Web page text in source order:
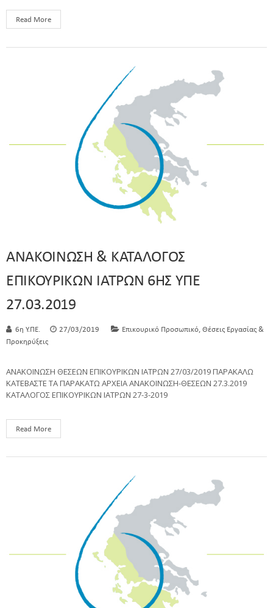
Read More
ΑΝΑΚΟΙΝΩΣΗ & ΚΑΤΑΛΟΓΟΣ
ΕΠΙΚΟΥΡΙΚΩΝ ΙΑΤΡΩΝ 6ΗΣ ΥΠΕ
27.03.2019
6η Υ.ΠΕ. 27/03/2019 Επικουρικό Προσωπικό, Θέσεις Εργασίας &
Προκηρύξεις
ΑΝΑΚΟΙΝΩΣΗ ΘΕΣΕΩΝ ΕΠΙΚΟΥΡΙΚΩΝ ΙΑΤΡΩΝ 27/03/2019 ΠΑΡΑΚΑΛΩ
ΚΑΤΕΒΑΣΤΕ ΤΑ ΠΑΡΑΚΑΤΩ ΑΡΧΕΙΑ ΑΝΑΚΟΙΝΩΣΗ-ΘΕΣΕΩΝ 27.3.2019
ΚΑΤΑΛΟΓΟΣ ΕΠΙΚΟΥΡΙΚΩΝ ΙΑΤΡΩΝ 27-3-2019
Read More